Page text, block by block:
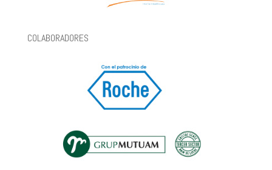
COLABORADORES